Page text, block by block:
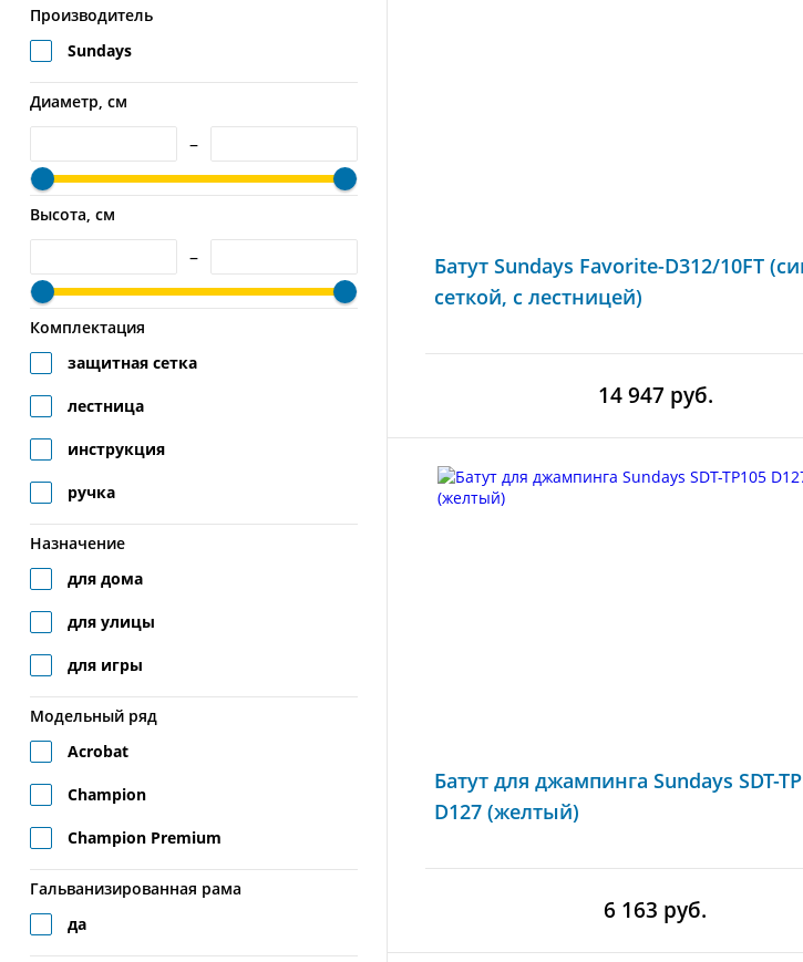
Производитель
Sundays
Диаметр, см
–
Высота, см
–
Комплектация
защитная сетка
лестница
инструкция
ручка
Назначение
для дома
для улицы
для игры
Модельный ряд
Acrobat
Champion
Champion Premium
Гальванизированная рама
да
Батут Sundays Favorite-D312/10FT
сеткой, с лестницей)
14 947 руб.
Батут для джампинга Sundays SDT-
D127 (желтый)
6 163 руб.